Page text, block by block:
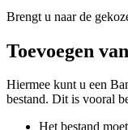
Brengt u naar de
Toevoegen
Hiermee kunt u een
bestand. Dit is vooral
Het bestand